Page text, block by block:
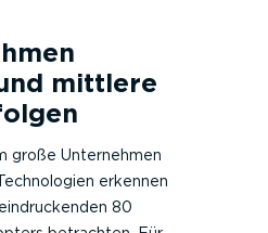
mittlere
große Unternehmen
erkennen
80